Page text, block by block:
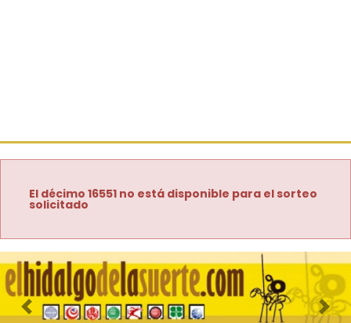
El décimo 16551 no está disponible para el sorteo
solicitado
Imagen anterior